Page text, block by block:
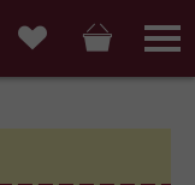
hlavní